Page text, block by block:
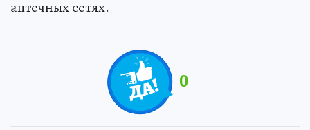
аптечных сетях.
0